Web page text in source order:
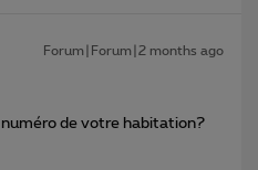
Forum|Forum|2 months ago
de votre habitation?